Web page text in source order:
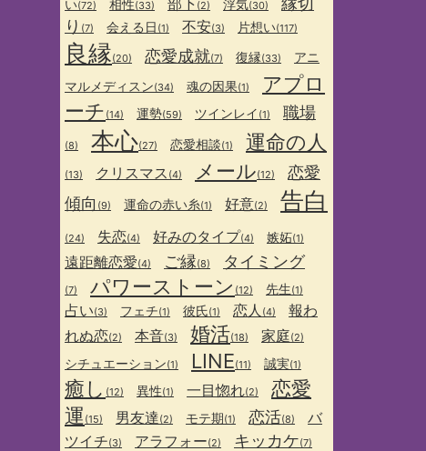
い(72) 相性(33) 部下(2) 浮気(30)
り (7) 会える日 (1) 不安(3) 片想い(117)
良縁(20) 恋愛成就(7) 復縁(33)
アニ
マルメディスン(34) 魂の因果(1)
アプロ
ーチ (14) 運勢(59) ツインレイ (1) 職場
(8) 本心(27) 恋愛相談(1) 運命の人
(13) クリスマス (4) メール(12)
恋愛
傾向 (9) 運命の赤い糸(1) 好意(2) 告白
(24) 失恋(4) 好みのタイプ(4) 嫉妬(1)
遠距離恋愛(4) ご縁(8) タイミング
(7) パワーストーン (12) 先生(1)
占い(3) フェチ(1) 彼氏(1) 恋人 (4)
報わ
れぬ恋(2) 本音(3) 婚活(18) 家庭(2)
シチュエーション(1) LINE(11) 誠実(1)
癒し (12) 異性(1) 一目惚れ(2)
恋愛
運 (15) 男友達(2) モテ期(1) 恋活(8)
バ
ツイチ(3) アラフォー(2) キッカケ(7)